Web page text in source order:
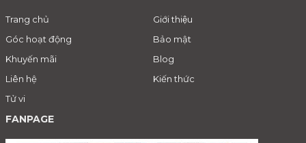
Trang chủ
Giới thiệu
Góc hoạt động
Bảo mật
Khuyến mãi
Blog
Liên hệ
Kiến thức
Tử vi
FANPAGE